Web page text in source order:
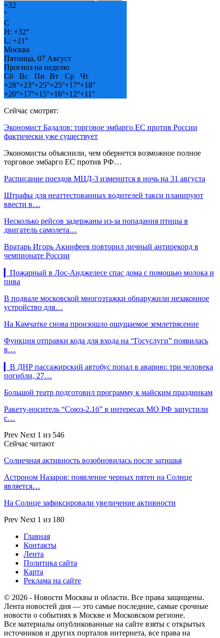
+32
°
C
H: +32°
L: +21°
Москва
Пятница, 07 Август
Прогноз на неделю
Сб
Вс Пн Вт Ср
Чт
+28°+23°+25°+25°+17°+18°
+20°+17°+15°+16°+12°+11°
Сейчас смотрят:
Экономист Бадалов: торговое эмбарго ЕС против России
фактически уже существует
Экономисты объяснили, чем обернется возможное полное
торговое эмбарго ЕС против РФ…
Расписание поездов МЦД-3 изменится в ночь на 31 августа
Штрафы для неаттестованных водителей такси планируют
ввести в…
Несколько рейсов задержаны из-за попадания птицы в
двигатель самолета…
Вратарь Игорь Акинфеев повторил личный антирекорд в
чемпионате России
▎Пожарный в Лос-Анджелесе спас дома с помощью молока и
пива
В подвале московской многоэтажки обнаружили незаконное
устройство для…
На Камчатке снова произошло ощущаемое землетрясение
Функция отправки кода для входа на “Госуслуги” появилась
в…
▎В ДНР пассажирский автобус попал в аварию: три человека
погибли, 27…
Большой театр подготовил программу к майским праздникам
Ракету-носитель “Союз-2.1б” в интересах МО РФ запустили
с…
Prev Next 1 из 546
Сейчас читают
Солнечная активность возобновилась после затишья
Астроном Назаров: появление черных пятен на Солнце
является…
На Солнце зафиксировали увеличение активности
Prev Next 1 из 180
Главная
Контакты
Лента
Политика сайта
Карта
Реклама на сайте
© 2026 - Новости Москвы и области. Все права защищены.
Лента новостей дня — это самые последние, самые срочные
новости о событиях в Москве и Московском регионе.
Все материалы опубликованные на сайте взяты с открытых
источников и других порталов интернета, все права на